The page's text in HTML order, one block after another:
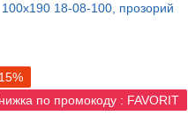
по промокоду : FAVORIT